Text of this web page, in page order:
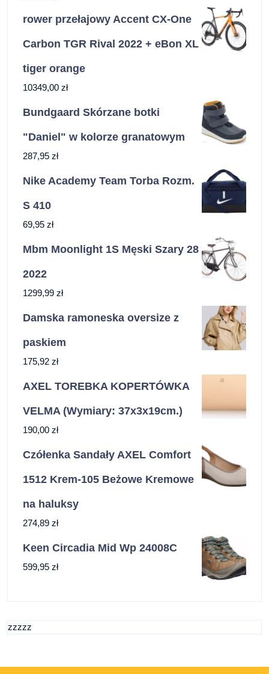
rower przełajowy Accent CX-One
Carbon TGR Rival 2022 + eBon XL
tiger orange
10349,00 zł
Bundgaard Skórzane botki
"Daniel" w kolorze granatowym
287,95 zł
Nike Academy Team Torba Rozm.
S 410
69,95 zł
Mbm Moonlight 1S Męski Szary 28
2022
1299,99 zł
Damska ramoneska oversize z
paskiem
175,92 zł
AXEL TOREBKA KOPERTÓWKA
VELMA (Wymiary: 37x3x19cm.)
190,00 zł
Czółenka Sandały AXEL Comfort
1512 Krem-105 Beżowe Kremowe
na haluksy
274,89 zł
Keen Circadia Mid Wp 24008C
599,95 zł
zzzzz